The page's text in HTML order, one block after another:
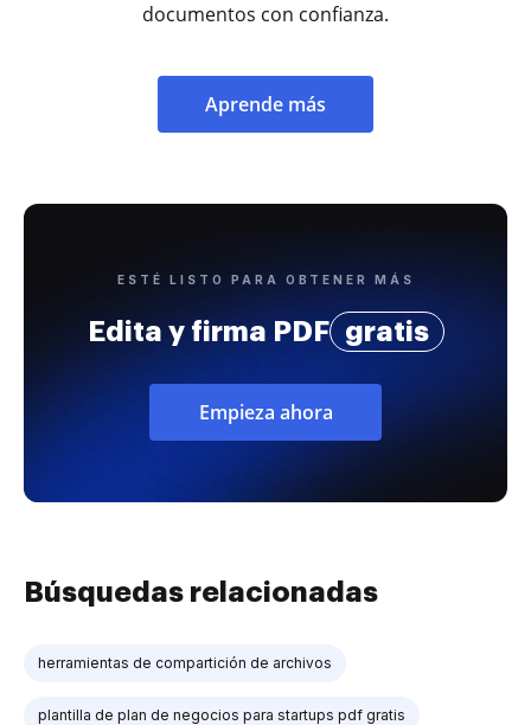
documentos con confianza.
Aprende más
ESTÉ LISTO PARA OBTENER MÁS
Edita y firma PDF gratis
Empieza ahora
Búsquedas relacionadas
herramientas de compartición de archivos
plantilla de plan de negocios para startups pdf gratis